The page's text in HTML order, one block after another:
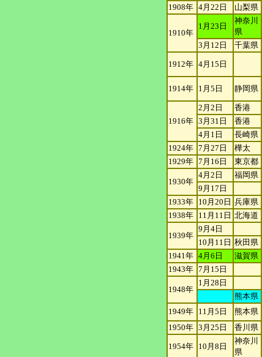
1908年 4月22日 山梨県
1910年
1月23日
神奈川
県
3月12日 千葉県
1912年 4月15日
1914年 1月5日 静岡県
1916年
2月2日 香港
3月31日
香港
4月1日
長崎県
1924年 7月27日 樺太
1929年 7月16日 東京都
1930年
4月2日 福岡県
9月17日
1933年 10月20日 兵庫県
1938年 11月11日 北海道
1939年
9月4日
10月11日 秋田県
1941年 4月6日 滋賀県
1943年 7月15日
1948年
1月28日
熊本県
1949年 11月5日 熊本県
1950年 3月25日 香川県
1954年 10月8日
神奈川
県